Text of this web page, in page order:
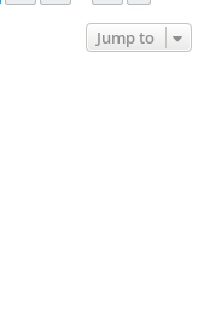
Jump to